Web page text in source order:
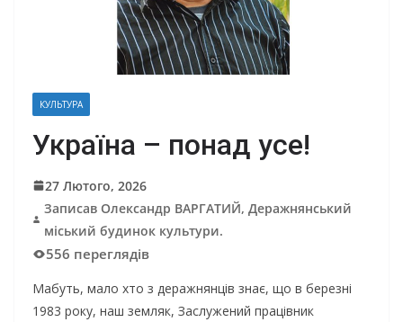
КУЛЬТУРА
Україна – понад усе!
27 Лютого, 2026
Записав Олександр ВАРГАТИЙ, Деражнянський
міський будинок культури.
556 переглядів
Мабуть, мало хто з деражнянців знає, що в березні
1983 року, наш земляк, Заслужений працівник